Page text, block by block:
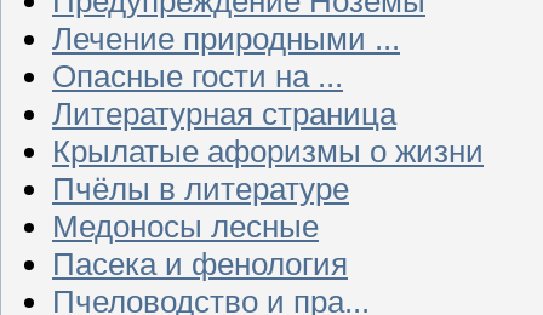
Лечение природными ...
Опасные гости на ...
Литературная страница
Крылатые афоризмы о жизни
Пчёлы в литературе
Медоносы лесные
Пасека и фенология
Пчеловодство и пра...